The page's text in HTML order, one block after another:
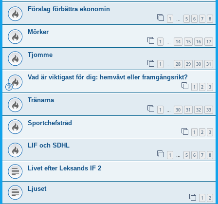
Förslag förbättra ekonomin
1 … 5 6 7 8
Mörker
1 … 14 15 16 17
Tjomme
1 28 29 30 31
Vad är viktigast för dig: hemvävt eller framgångsrikt?
1 2 3
Tränarna
1 30 31 32 33
Sportchefstråd
1 2 3
LIF och SDHL
1 … 5 6 7 8
Livet efter Leksands IF 2
Ljuset
1 2